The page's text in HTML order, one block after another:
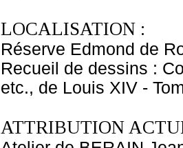
LOCALISATION :
Réserve Edmond de
Recueil de dessins :
etc., de Louis XIV -
ATTRIBUTION